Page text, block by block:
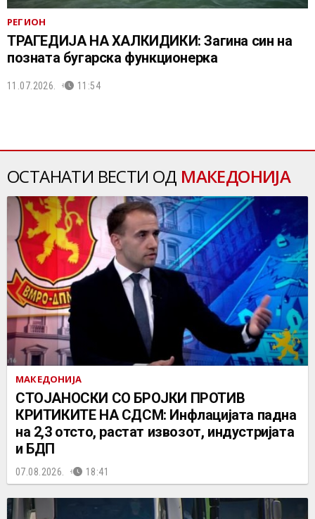
РЕГИОН
ТРАГЕДИЈА НА ХАЛКИДИКИ: Загина син на
позната бугарска функционерка
11.07.2026. 11:54
ОСТАНАТИ ВЕСТИ ОД МАКЕДОНИЈА
МАКЕДОНИЈА
СТОЈАНОСКИ СО БРОЈКИ ПРОТИВ
КРИТИКИТЕ НА СДСМ: Инфлацијата падна
на 2,3 отсто, растат извозот, индустријата
и БДП
07.08.2026. 18:41